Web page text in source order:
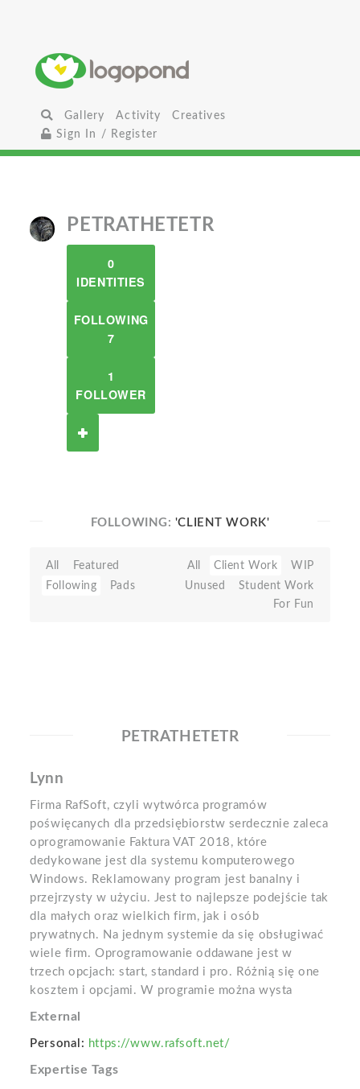
Gallery Activity
Creatives
Sign In / Register
PETRATHETETR
0
IDENTITIES
FOLLOWING
7
1
FOLLOWER
FOLLOWING: 'CLIENT WORK'
All
Featured
Following
Pads
All Client Work
WIP
Unused
Student Work
For Fun
PETRATHETETR
Lynn
Firma RafSoft, czyli wytwórca programów
poświęcanych dla przedsiębiorstw serdecznie zaleca
oprogramowanie Faktura VAT 2018, które
dedykowane jest dla systemu komputerowego
Windows. Reklamowany program jest banalny i
przejrzysty w użyciu. Jest to najlepsze podejście tak
dla małych oraz wielkich firm, jak i osób
prywatnych. Na jednym systemie da się obsługiwać
wiele firm. Oprogramowanie oddawane jest w
trzech opcjach: start, standard i pro. Różnią się one
kosztem i opcjami. W programie można wysta
External
Personal: https://www.rafsoft.net/
Expertise Tags